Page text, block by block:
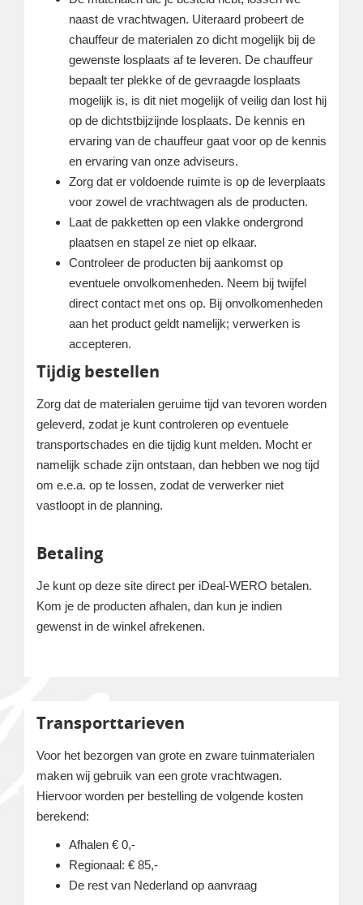
naast de vrachtwagen. Uiteraard probeert de
chauffeur de materialen zo dicht mogelijk bij de
gewenste losplaats af te leveren. De chauffeur
bepaalt ter plekke of de gevraagde losplaats
mogelijk is, is dit niet mogelijk of veilig dan lost hij
op de dichtstbijzijnde losplaats. De kennis en
ervaring van de chauffeur gaat voor op de kennis
en ervaring van onze adviseurs.
Zorg dat er voldoende ruimte is op de leverplaats
voor zowel de vrachtwagen als de producten.
Laat de pakketten op een vlakke ondergrond
plaatsen en stapel ze niet op elkaar.
Controleer de producten bij aankomst op
eventuele onvolkomenheden. Neem bij twijfel
direct contact met ons op. Bij onvolkomenheden
aan het product geldt namelijk; verwerken is
accepteren.
Tijdig bestellen
Zorg dat de materialen geruime tijd van tevoren worden
geleverd, zodat je kunt controleren op eventuele
transportschades en die tijdig kunt melden. Mocht er
namelijk schade zijn ontstaan, dan hebben we nog tijd
om e.e.a. op te lossen, zodat de verwerker niet
vastloopt in de planning.
Betaling
Je kunt op deze site direct per iDeal-WERO betalen.
Kom je de producten afhalen, dan kun je indien
gewenst in de winkel afrekenen.
Transporttarieven
Voor het bezorgen van grote en zware tuinmaterialen
maken wij gebruik van een grote vrachtwagen.
Hiervoor worden per bestelling de volgende kosten
berekend:
Afhalen € 0,-
Regionaal: € 85,-
De rest van Nederland op aanvraag